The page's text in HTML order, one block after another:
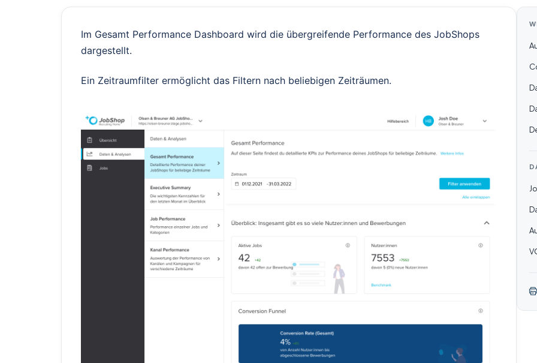
Im Gesamt Performance Dashboard wird die übergreifende Performance des JobShops
dargestellt.
Ein Zeitraumfilter ermöglicht das Filtern nach beliebigen Zeiträumen.